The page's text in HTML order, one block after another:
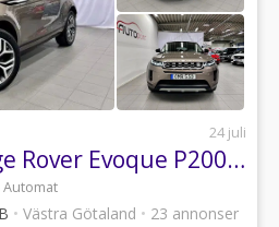
24 juli
Land Rover Range Rover Evoque P200 MHEV AWD Navi|Värmare|20"|Ny servad
Automat
• Västra Götaland • 23 annonser